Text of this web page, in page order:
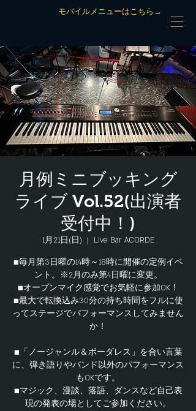
モバイルメニューはこちら→
月例ミニブッキング
ライブ Vol.52(出演者
受付中！)
1月21日(日)
  |
Live Bar ACORDE
■毎月第3日曜の14時～18時に開催の定例イベ
ント。※2月のみ第4日曜に変更。
■オープンマイク感覚でお気軽に参加OK！
■最大で転換込み30分の持ち時間をフルに使
ってステージでパフォーマンスしてみません
か！
■「ノージャンル＆ボーダレス」を合い言葉
に、弾き語りやバンド以外のパフォーマンス
もOKです。
■マジック、漫談、落語、ダンスなど自己表
現の発表の場としてご参加ください。